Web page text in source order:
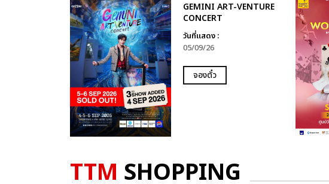
GEMINI ART-VENTURE
CONCERT
วันที่แสดง :
05/09/26
จองตั๋ว
TTM SHOPPING